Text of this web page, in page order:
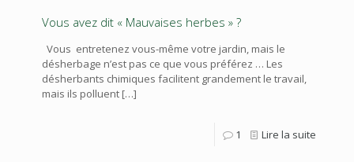
Vous avez dit « Mauvaises herbes » ?
Vous entretenez vous-même votre jardin, mais le
désherbage n’est pas ce que vous préférez … Les
désherbants chimiques facilitent grandement le travail,
mais ils polluent […]
1 Lire la suite